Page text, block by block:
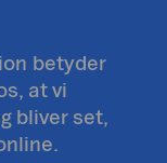
betyder
at vi
bliver set,